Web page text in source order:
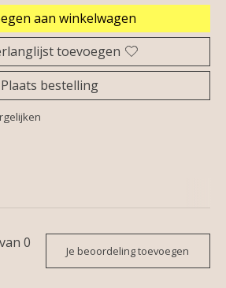
aan winkelwagen
toevoegen
Plaats bestelling
0
Je beoordeling toevoegen